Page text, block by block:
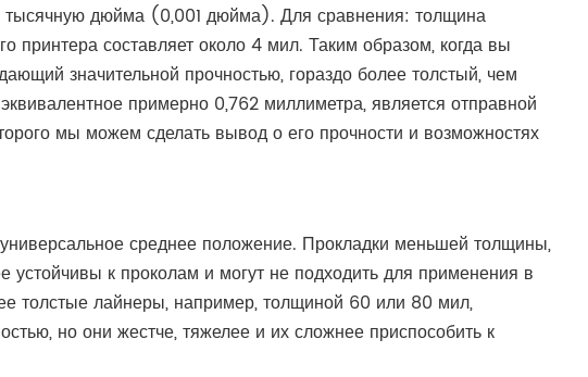
тысячную дюйма (0,001 дюйма). Для сравнения: толщина
принтера составляет около 4 мил. Таким образом, когда вы
значительной прочностью, гораздо более толстый, чем
примерно 0,762 миллиметра, является отправной
мы можем сделать вывод о его прочности и возможностях
среднее положение. Прокладки меньшей толщины,
к проколам и могут не подходить для применения в
толстые лайнеры, например, толщиной 60 или 80 мил,
но они жестче, тяжелее и их сложнее приспособить к